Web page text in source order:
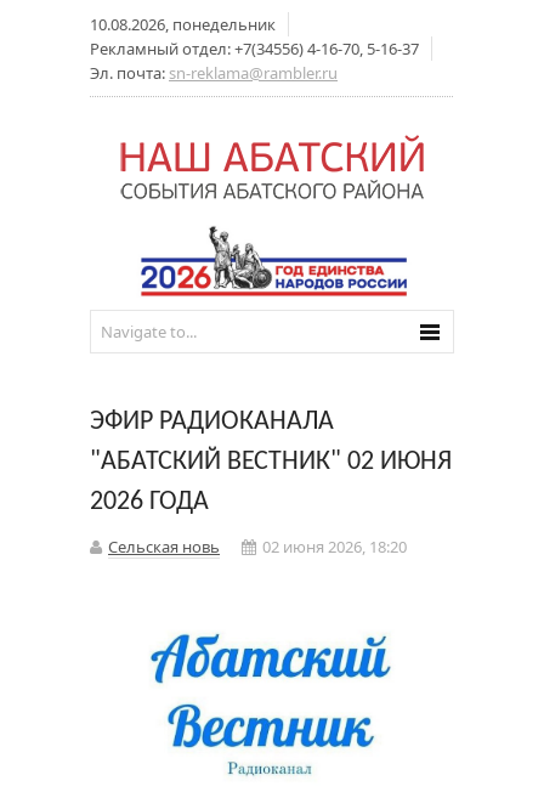
10.08.2026, понедельник
Рекламный отдел: +7(34556) 4-16-70, 5-16-37
Эл. почта: sn-reklama@rambler.ru
ЭФИР РАДИОКАНАЛА
"АБАТСКИЙ ВЕСТНИК" 02 ИЮНЯ
2026 ГОДА
Сельская новь 02 июня 2026, 18:20